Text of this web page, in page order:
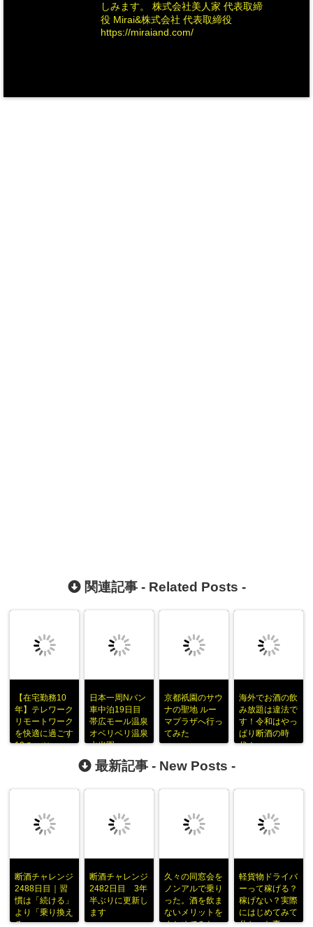
しみます。 株式会社美人家 代表取締
役 Mirai&株式会社 代表取締役
https://miraiand.com/
関連記事 - Related Posts -
【在宅勤務10
年】テレワーク
リモートワーク
を快適に過ごす
10のコツ
日本一周Nバン
車中泊19日目
帯広モール温泉
オベリベリ温泉
水光園
京都祇園のサウ
ナの聖地 ルー
マプラザへ行っ
てみた
海外でお酒の飲
み放題は違法で
す！令和はやっ
ぱり断酒の時
代！
最新記事 - New Posts -
断酒チャレンジ
2488日目｜習
慣は「続ける」
より「乗り換え
る」
断酒チャレンジ
2482日目 3年
半ぶりに更新し
ます
久々の同窓会を
ノンアルで乗り
った。酒を飲ま
ないメリットを
まとめてみた
軽貨物ドライバ
ーって稼げる？
稼げない？実際
にはじめてみて
分かった事